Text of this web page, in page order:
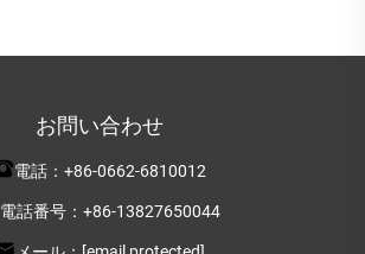
お問い合わせ
電話： +86-0662-6810012
電話番号： +86-13827650044